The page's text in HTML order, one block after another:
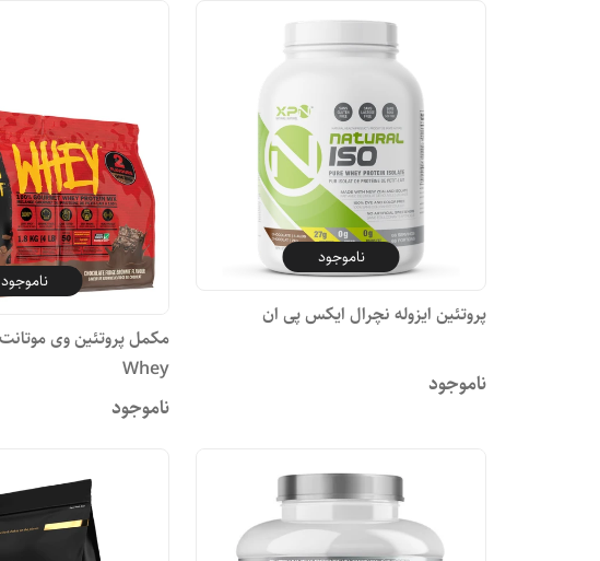
ناموجود
پروتئین ایزوله نچرال ایکس پی ان
ناموجود
ناموجود
Whey
ناموجود